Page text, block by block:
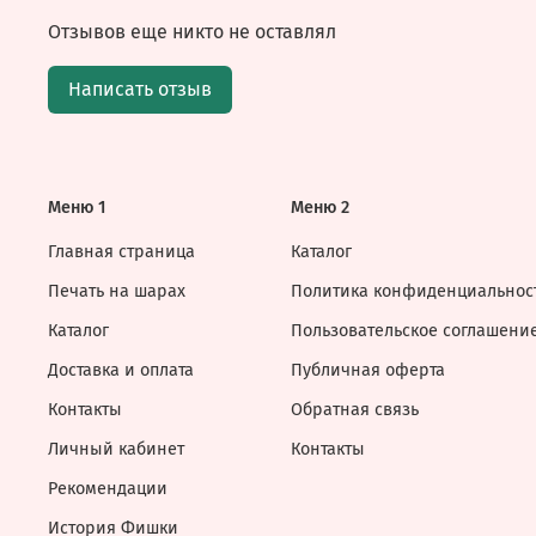
Отзывов еще никто не оставлял
Написать отзыв
Меню 1
Главная страница
Печать на шарах
Каталог
Доставка и оплата
Контакты
Личный кабинет
Рекомендации
История Фишки
Меню 2
Каталог
Политика
Пользовательское
Публичная оферта
Обратная связь
Контакты